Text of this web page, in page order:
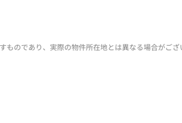
のであり、実際の物件所在地とは異なる場合がござ